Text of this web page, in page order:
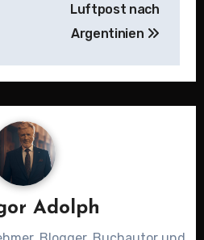
Luftpost nach
Argentinien
Adolph